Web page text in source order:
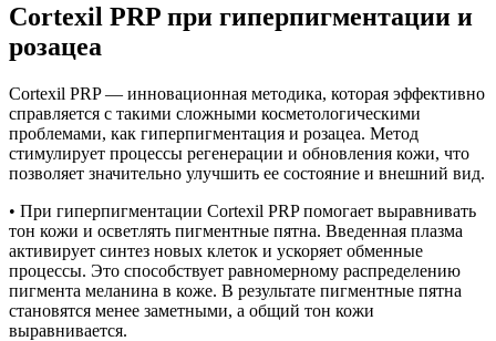
Cortexil PRP при гиперпигментации и
розацеа
Cortexil PRP — инновационная методика, которая эффективно
справляется с такими сложными косметологическими
проблемами, как гиперпигментация и розацеа. Метод
стимулирует процессы регенерации и обновления кожи, что
позволяет значительно улучшить ее состояние и внешний вид.
• При гиперпигментации Cortexil PRP помогает выравнивать
тон кожи и осветлять пигментные пятна. Введенная плазма
активирует синтез новых клеток и ускоряет обменные
процессы. Это способствует равномерному распределению
пигмента меланина в коже. В результате пигментные пятна
становятся менее заметными, а общий тон кожи
выравнивается.